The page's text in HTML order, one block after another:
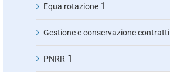
Equa rotazione 1
Gestione e conservazione contratti
PNRR 1